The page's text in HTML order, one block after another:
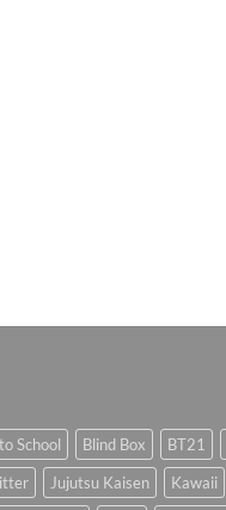
School Blind Box BT21
Jujutsu Kaisen Kawaii